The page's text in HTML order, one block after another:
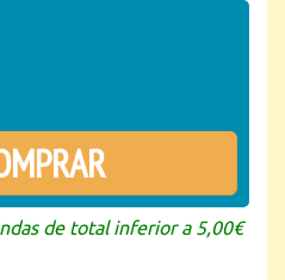
de total inferior a 5,00€